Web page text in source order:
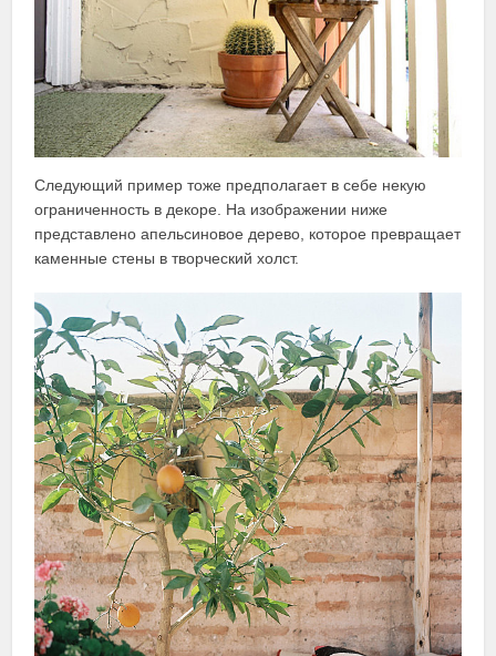
Следующий пример тоже предполагает в себе некую
ограниченность в декоре. На изображении ниже
представлено апельсиновое дерево, которое превращает
каменные стены в творческий холст.